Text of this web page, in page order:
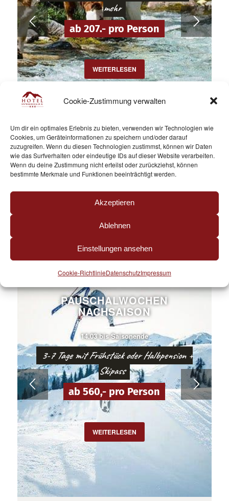
Cookie-Zustimmung verwalten
Um dir ein optimales Erlebnis zu bieten, verwenden wir Technologien wie
Cookies, um Geräteinformationen zu speichern und/oder darauf
zuzugreifen. Wenn du diesen Technologien zustimmst, können wir Daten
wie das Surfverhalten oder eindeutige IDs auf dieser Website verarbeiten.
Wenn du deine Zustimmung nicht erteilst oder zurückziehst, können
bestimmte Merkmale und Funktionen beeinträchtigt werden.
Akzeptieren
Ablehnen
Einstellungen ansehen
Cookie-RichtlinieDatenschutzImpressum
mehr
ab 207.- pro Person
WEITERLESEN
Angebote
BERGSOMMER
PAUSCHALWOCHEN
NACHSAISON
14.03 bis Saisonende
3-7 Tage mit Frühstück oder Halbpension +
Skipass
ab 560,- pro Person
WEITERLESEN